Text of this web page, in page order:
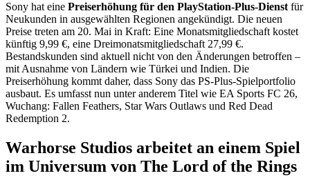
Sony hat eine Preiserhöhung für den PlayStation-Plus-Dienstfür
Neukunden in ausgewählten Regionen angekündigt. Die neuen
Preise treten am 20. Mai in Kraft: Eine Monatsmitgliedschaft kostet
künftig 9,99 €, eine Dreimonatsmitgliedschaft 27,99 €.
Bestandskunden sind aktuell nicht von den Änderungen betroffen –
mit Ausnahme von Ländern wie Türkei und Indien. Die
Preiserhöhung kommt daher, dass Sony das PS-Plus-Spielportfolio
ausbaut. Es umfasst nun unter anderem Titel wie EA Sports FC 26,
Wuchang: Fallen Feathers, Star Wars Outlaws und Red Dead
Redemption 2.
Warhorse Studios arbeitet an einem Spiel
im Universum von The Lord of the Rings